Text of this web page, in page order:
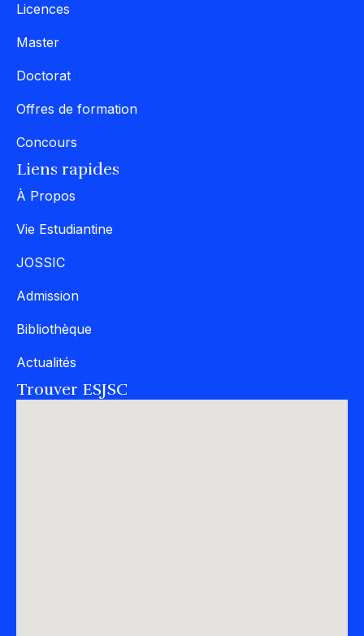
Licences
Master
Doctorat
Offres de formation
Concours
Liens rapides
À Propos
Vie Estudiantine
JOSSIC
Admission
Bibliothèque
Actualités
Trouver ESJSC